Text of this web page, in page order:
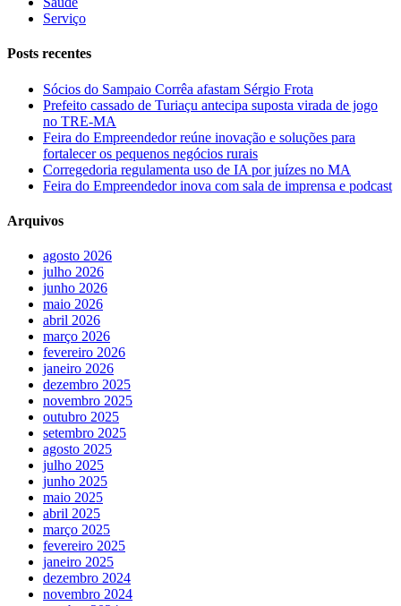
Serviço
Posts recentes
Sócios do Sampaio Corrêa afastam Sérgio Frota
Prefeito cassado de Turiaçu antecipa suposta virada de jogo
no TRE-MA
Feira do Empreendedor reúne inovação e soluções para
fortalecer os pequenos negócios rurais
Corregedoria regulamenta uso de IA por juízes no MA
Feira do Empreendedor inova com sala de imprensa e podcast
Arquivos
agosto 2026
julho 2026
junho 2026
maio 2026
abril 2026
março 2026
fevereiro 2026
janeiro 2026
dezembro 2025
novembro 2025
outubro 2025
setembro 2025
agosto 2025
julho 2025
junho 2025
maio 2025
abril 2025
março 2025
fevereiro 2025
janeiro 2025
dezembro 2024
novembro 2024